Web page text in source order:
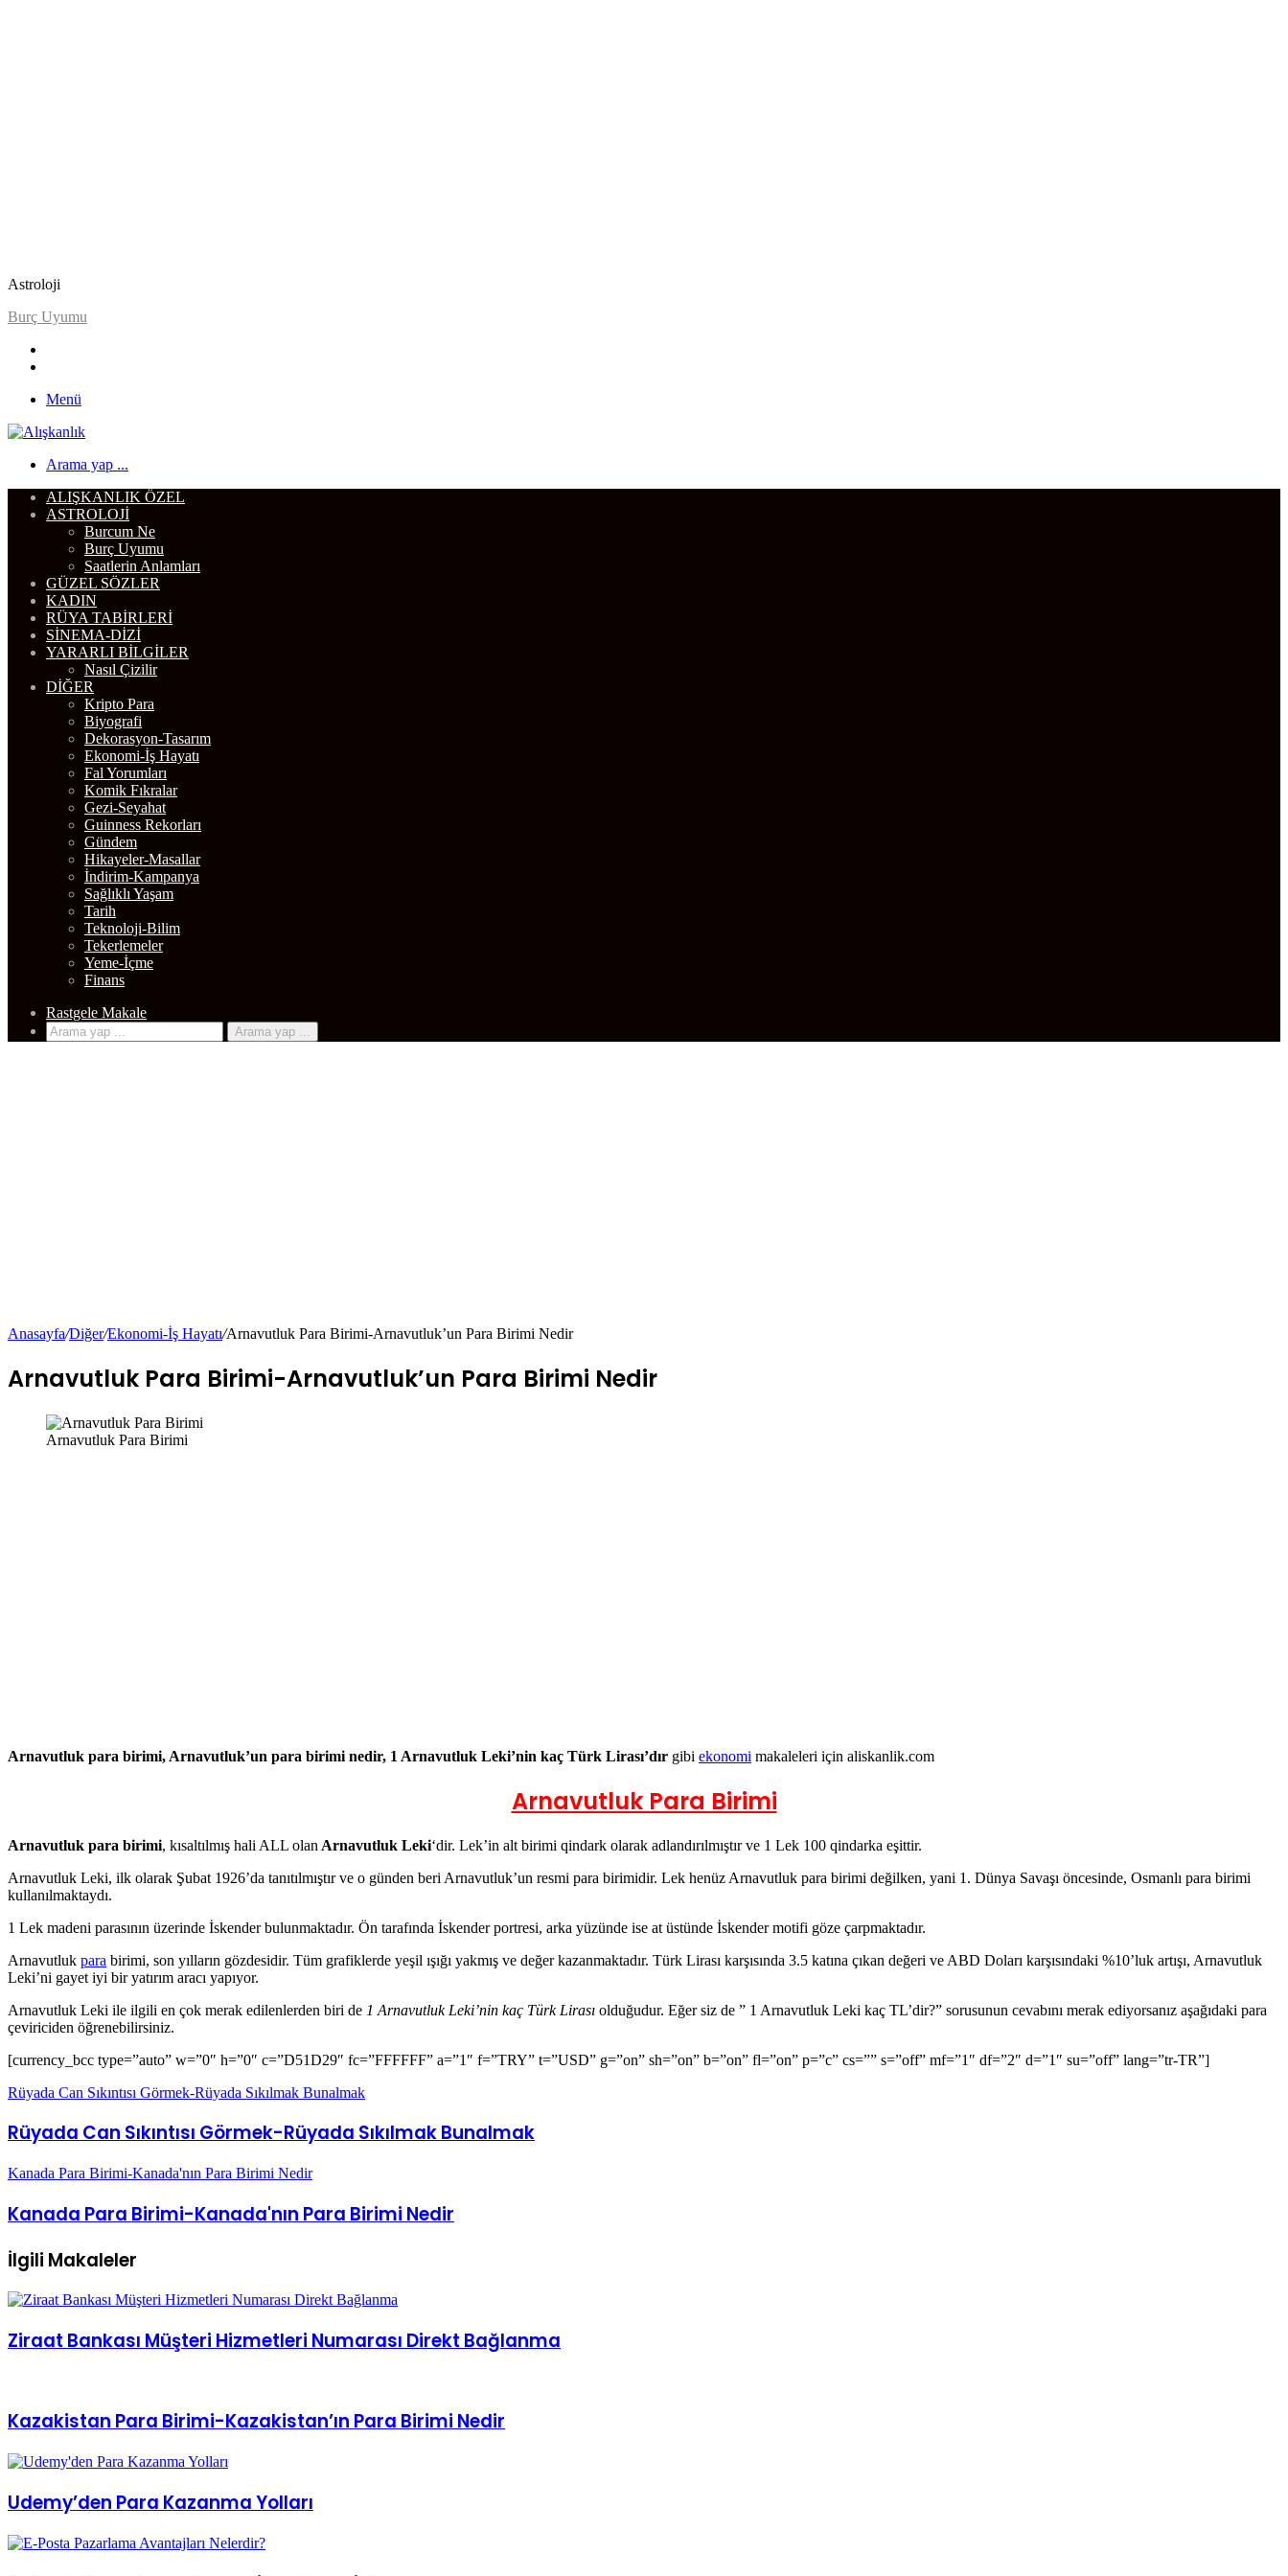
Astroloji
Burcum Ne
Menü
Arama yap ...
ALIŞKANLIK ÖZEL
ASTROLOJI
Burcum Ne
Burç Uyumu
Saatlerin Anlamları
GÜZEL SÖZLER
KADIN
RÜYA TABIRLERI
SINEMA-DIZI
YARARLI BILGILER
Nasıl Çizilir
DIĞER
Kripto Para
Biyografi
Dekorasyon-Tasarım
Ekonomi-İş Hayatı
Fal Yorumları
Komik Fıkralar
Gezi-Seyahat
Guinness Rekorları
Gündem
Hikayeler-Masallar
İndirim-Kampanya
Sağlıklı Yaşam
Tarih
Teknoloji-Bilim
Tekerlemeler
Finans
Rastgele Makale
/Ekonomi-İş Hayatı /Arnavutluk Para Birimi-Arnavutluk’un Para Birimi Nedir
Arnavutluk Para Birimi-Arnavutluk’un Para Birimi Nedir
Arnavutluk para birimi, Arnavutluk’un para birimi nedir, 1 Arnavutluk Leki’nin kaç Türk Lirası’dır ekonomi makaleleri için aliskanlik.com
Arnavutluk Para Birimi
Arnavutluk para birimi, kısaltılmış hali ALL olanArnavutluk Leki‘dir. Lek’in alt birimi qindark olarak adlandırılmıştır ve 1 Lek 100 qindarka eşittir.
kullanılmaktaydı.
1 Lek madeni parasının üzerinde İskender bulunmaktadır. Ön tarafında İskender portresi, arka yüzünde ise at üstünde İskender motifi göze çarpmaktadır.
Leki’ni gayet iyi bir yatırım aracı yapıyor.
çeviriciden öğrenebilirsiniz.
[currency_bcc type=”auto” w=”0″ h=”0″ c=”D51D29″ fc=”FFFFFF” a=”1″ f=”TRY” t=”USD” g=”on” sh=”on” b=”on” fl=”on” p=”c” cs=”” s=”off” mf=”1″ df=”2″ d=”1″ su=”off” lang=”tr-TR”]
Rüyada Can Sıkıntısı Görmek-Rüyada Sıkılmak Bunalmak
Rüyada Can Sıkıntısı Görmek-Rüyada Sıkılmak Bunalmak
Kanada Para Birimi-Kanada'nın Para Birimi Nedir
Kanada Para Birimi-Kanada'nın Para Birimi Nedir
İlgili Makaleler
Kazakistan Para Birimi-Kazakistan’ın Para Birimi Nedir
Udemy’den Para Kazanma Yolları